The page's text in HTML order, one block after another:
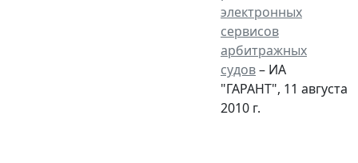
электронных
сервисов
арбитражных
судов– ИА
"ГАРАНТ", 11 августа
2010 г.